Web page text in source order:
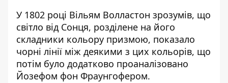
У 1802 році Вільям Волластон зрозумів, що
світло від Сонця, розділене на його
складники кольору призмою, показало
чорні лінії між деякими з цих кольорів, що
потім було додатково проаналізовано
Йозефом фон Фраунгофером.